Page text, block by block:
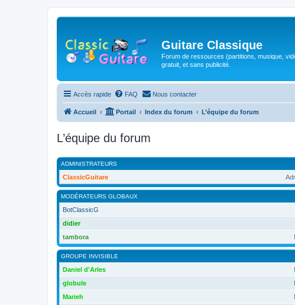
Guitare Classique
Forum de ressources (partitions, musique,
gratuit, et sans publicité.
Accès rapide FAQ Nous contacter
Accueil Portail Index du forum L’équipe du forum
L’équipe du forum
ADMINISTRATEURS
ClassicGuitare
MODÉRATEURS GLOBAUX
BotClassicG
didier
tambora
GROUPE INVISIBLE
Daniel d'Arles
globule
Marieh